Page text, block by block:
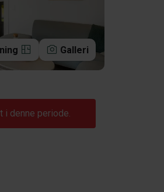
Galleri
i denne periode.